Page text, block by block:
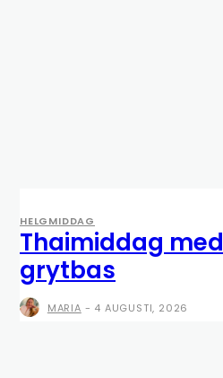
HELGMIDDAG
Thaimiddag
grytbas
MARIA - 4 AUGUSTI, 2026